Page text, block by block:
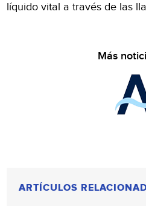
líquido vital a través de las
Más
ARTÍCULOS